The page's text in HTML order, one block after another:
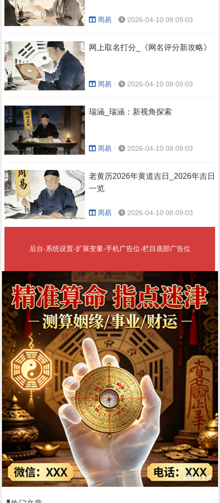
周易 2026-04-10 08:09:03
网上取名打分_《网名评分新攻略》
周易 2026-04-10 08:09:03
瑞涵_瑞涵：新视角探索
周易 2026-04-10 08:09:03
老黄历2026年黄道吉日_2026年吉日
一览
周易 2026-04-10 08:09:03
后台-系统设置-扩展变量-手机广告位-栏目底部广告位